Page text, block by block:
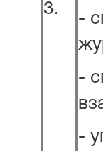
3.
-
-
-